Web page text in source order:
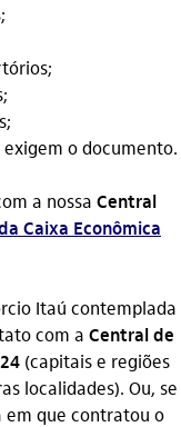
o documento.
a nossa Central
Caixa Econômica
Itaú contemplada
com a Central de
(capitais e regiões
localidades). Ou, se
que contratou o